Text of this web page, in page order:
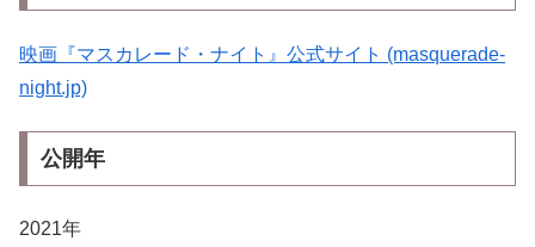
映画『マスカレード・ナイト』公式サイト (masquerade-
night.jp)
公開年
2021年